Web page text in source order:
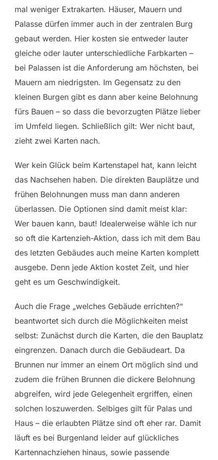
mal weniger Extrakarten. Häuser, Mauern und
Palasse dürfen immer auch in der zentralen Burg
gebaut werden. Hier kosten sie entweder lauter
gleiche oder lauter unterschiedliche Farbkarten –
bei Palassen ist die Anforderung am höchsten, bei
Mauern am niedrigsten. Im Gegensatz zu den
kleinen Burgen gibt es dann aber keine Belohnung
fürs Bauen – so dass die bevorzugten Plätze lieber
im Umfeld liegen. Schließlich gilt: Wer nicht baut,
zieht zwei Karten nach.
Wer kein Glück beim Kartenstapel hat, kann leicht
das Nachsehen haben. Die direkten Bauplätze und
frühen Belohnungen muss man dann anderen
überlassen. Die Optionen sind damit meist klar:
Wer bauen kann, baut! Idealerweise wähle ich nur
so oft die Kartenzieh-Aktion, dass ich mit dem Bau
des letzten Gebäudes auch meine Karten komplett
ausgebe. Denn jede Aktion kostet Zeit, und hier
geht es um Geschwindigkeit.
Auch die Frage „welches Gebäude errichten?“
beantwortet sich durch die Möglichkeiten meist
selbst: Zunächst durch die Karten, die den Bauplatz
eingrenzen. Danach durch die Gebäudeart. Da
Brunnen nur immer an einem Ort möglich sind und
zudem die frühen Brunnen die dickere Belohnung
abgreifen, wird jede Gelegenheit ergriffen, einen
solchen loszuwerden. Selbiges gilt für Palas und
Haus – die erlaubten Plätze sind oft eher rar. Damit
läuft es bei Burgenland leider auf glückliches
Kartennachziehen hinaus, sowie passende